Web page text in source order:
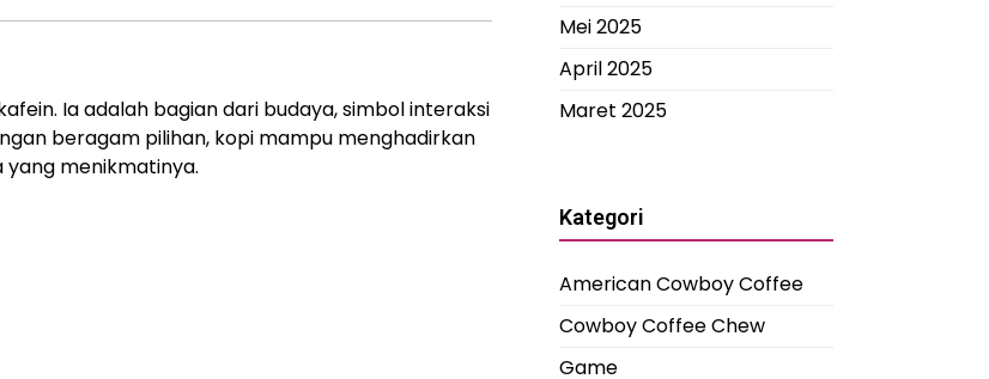
Ia adalah bagian dari budaya, simbol interaksi
beragam pilihan, kopi mampu menghadirkan
yang menikmatinya.
Mei 2025
April 2025
Maret 2025
Kategori
American Cowboy Coffee
Cowboy Coffee Chew
Game